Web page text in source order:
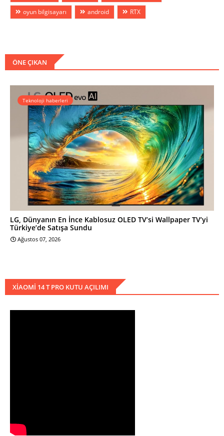
oyun bilgisayarı
android RTX
ÖNE ÇIKAN
Teknoloji haberleri
LG, Dünyanın En İnce Kablosuz OLED TV’si Wallpaper TV’yi
Türkiye’de Satışa Sundu
Ağustos 07, 2026
XIAOMI 14 T PRO KUTU AÇILIMI